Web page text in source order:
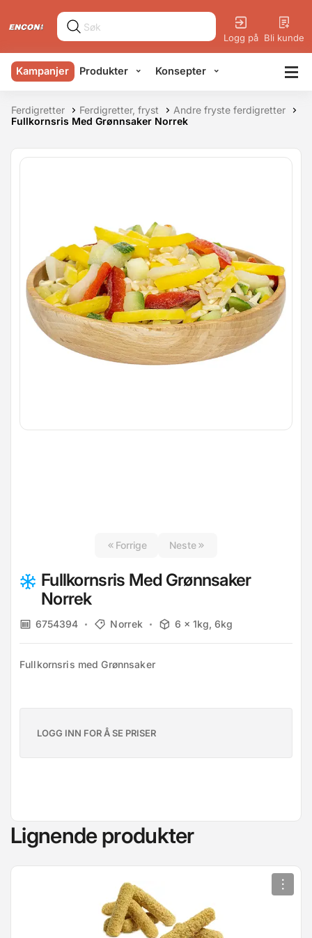
Logg på Bli kunde
Kampanjer Produkter Konsepter
Ferdigretter Ferdigretter, fryst
Andre fryste ferdigretter
Fullkornsris Med Grønnsaker Norrek
Forrige Neste
Fullkornsris Med Grønnsaker
Norrek
6754394 Norrek 6 x 1kg, 6kg
Fullkornsris med Grønnsaker
LOGG INN FOR Å SE PRISER
Lignende produkter